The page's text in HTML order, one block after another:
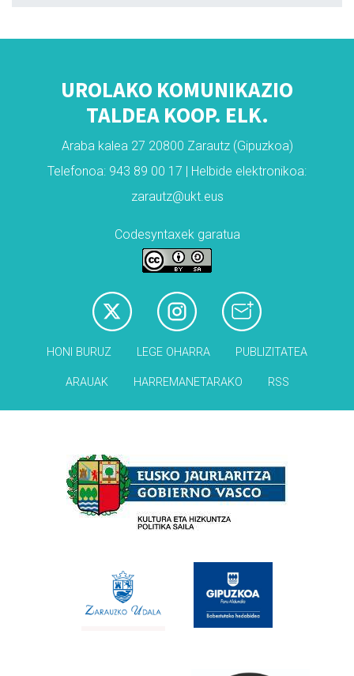
UROLAKO KOMUNIKAZIO
TALDEA KOOP. ELK.
Araba kalea 27 20800 Zarautz (Gipuzkoa)
Telefonoa: 943 89 00 17 | Helbide elektronikoa:
zarautz@ukt.eus
Codesyntaxek garatua
HONI BURUZ LEGE OHARRA PUBLIZITATEA
ARAUAK HARREMANETARAKO RSS